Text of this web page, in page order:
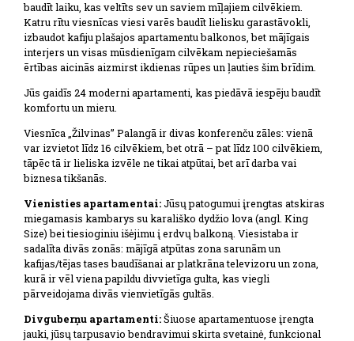
baudīt laiku, kas veltīts sev un saviem mīļajiem cilvēkiem.
Katru rītu viesnīcas viesi varēs baudīt lielisku garastāvokli,
izbaudot kafiju plašajos apartamentu balkonos, bet mājīgais
interjers un visas mūsdienīgam cilvēkam nepieciešamās
ērtības aicinās aizmirst ikdienas rūpes un ļauties šim brīdim.
Jūs gaidīs 24 moderni apartamenti, kas piedāvā iespēju baudīt
komfortu un mieru.
Viesnīca „Žilvinas” Palangā ir divas konferenču zāles: vienā
var izvietot līdz 16 cilvēkiem, bet otrā – pat līdz 100 cilvēkiem,
tāpēc tā ir lieliska izvēle ne tikai atpūtai, bet arī darba vai
biznesa tikšanās.
Vienisties apartamentai:Jūsų patogumui įrengtas atskiras
miegamasis kambarys su karališko dydžio lova (angl. King
Size) bei tiesioginiu išėjimu į erdvų balkoną. Viesistaba ir
sadalīta divās zonās: mājīgā atpūtas zona sarunām un
kafijas/tējas tases baudīšanai ar platkrāna televizoru un zona,
kurā ir vēl viena papildu divvietīga gulta, kas viegli
pārveidojama divās vienvietīgās gultās.
Divguberņu apartamenti:Šiuose apartamentuose įrengta
jauki, jūsų tarpusavio bendravimui skirta svetainė, funkcional